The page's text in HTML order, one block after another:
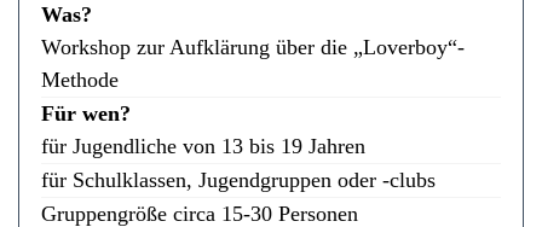
Was?
Workshop zur Aufklärung über die „Loverboy“-
Methode
Für wen?
für Jugendliche von 13 bis 19 Jahren
für Schulklassen, Jugendgruppen oder -clubs
Gruppengröße circa 15-30 Personen